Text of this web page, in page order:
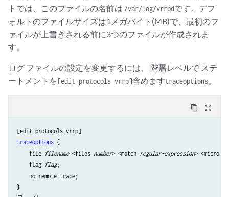
トでは、このファイルの名前は /var/log/vrrpdです。デフ
ォルトのファイルサイズは1メガバイト(MB)で、最初のフ
ァイルが上書きされる前に3つのファイルが作成されま
す。
ログ ファイルの設定を変更するには、 階層レベルで ステ
ートメントを[edit protocols vrrp]含めますtraceoptions。
content_copy zoom_out_map
traceoptions {
    file
filename <files number> <match regular-expression>
    flag
flag;
    no-remote-trace;
}